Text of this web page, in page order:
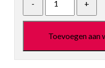
Toevoegen aan